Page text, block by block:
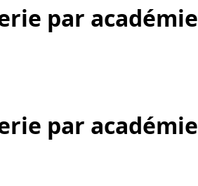
par académie
par académie